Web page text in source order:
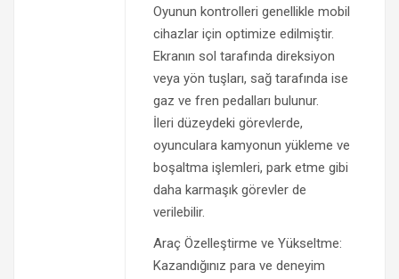
Oyunun kontrolleri genellikle mobil
cihazlar için optimize edilmiştir.
Ekranın sol tarafında direksiyon
veya yön tuşları, sağ tarafında ise
gaz ve fren pedalları bulunur.
İleri düzeydeki görevlerde,
oyunculara kamyonun yükleme ve
boşaltma işlemleri, park etme gibi
daha karmaşık görevler de
verilebilir.
Araç Özelleştirme ve Yükseltme:
Kazandığınız para ve deneyim